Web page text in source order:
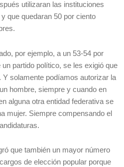
utilizaran las instituciones
que quedaran 50 por ciento
por ejemplo, a un 53-54 por
partido político, se les exigió que
solamente podíamos autorizar la
hombre, siempre y cuando en
alguna otra entidad federativa se
mujer. Siempre compensando el
que también un mayor número
de elección popular porque